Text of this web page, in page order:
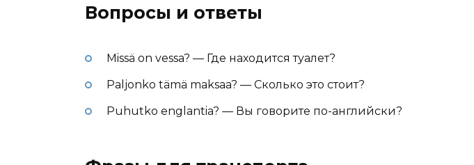
Вопросы и ответы
Missä on vessa? — Где находится туалет?
Paljonko tämä maksaa? — Сколько это стоит?
Puhutko englantia? — Вы говорите по-английски?